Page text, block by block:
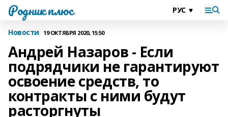
Родник плюс
Новости 19 ОКТЯБРЯ 2020, 15:50
Андрей Назаров - Если
подрядчики не гарантируют
освоение средств, то
контракты с ними будут
расторгнуты